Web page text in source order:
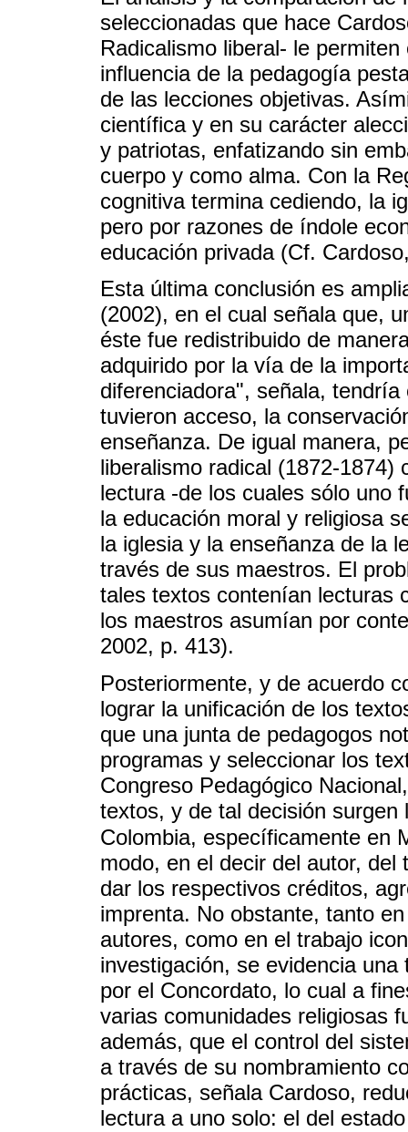
seleccionadas que hace
Radicalismo liberal- le
influencia de la pedagogía
de las lecciones objetivas.
científica y en su carácter
y patriotas, enfatizando sin
cuerpo y como alma. Con la
cognitiva termina cediendo, la
pero por razones de índole
educación privada (Cf.
Esta última conclusión es
(2002), en el cual señala que,
éste fue redistribuido de
adquirido por la vía de la
diferenciadora", señala,
tuvieron acceso, la
enseñanza. De igual manera,
liberalismo radical (1872-1874)
lectura -de los cuales sólo uno
la educación moral y religiosa
la iglesia y la enseñanza de la
través de sus maestros. El
tales textos contenían lecturas
los maestros asumían por
2002, p. 413).
Posteriormente, y de acuerdo
lograr la unificación de los
que una junta de pedagogos
programas y seleccionar los
Congreso Pedagógico
textos, y de tal decisión
Colombia, específicamente en
modo, en el decir del autor,
dar los respectivos créditos,
imprenta. No obstante, tanto
autores, como en el trabajo
investigación, se evidencia
por el Concordato, lo cual a
varias comunidades religiosas
además, que el control del
a través de su nombramiento
prácticas, señala Cardoso,
lectura a uno solo: el del